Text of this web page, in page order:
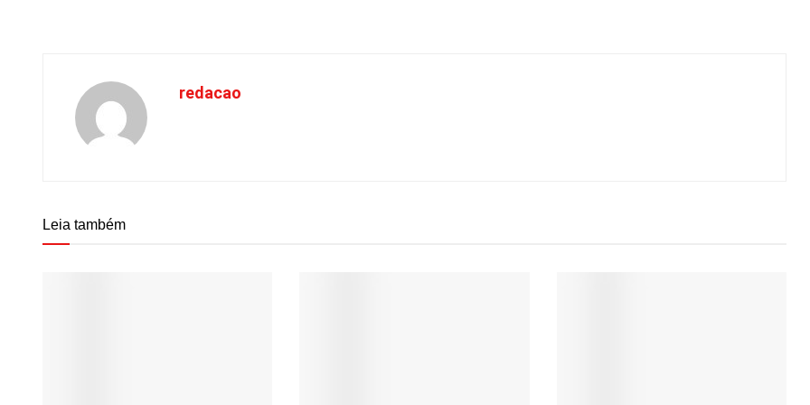
redacao
Leia também